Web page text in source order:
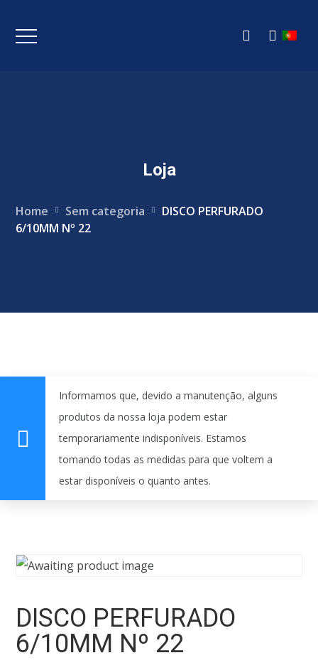
Loja
Home Sem categoria
DISCO PERFURADO
6/10MM Nº 22
Informamos que, devido a manutenção, alguns
produtos da nossa loja podem estar
temporariamente indisponíveis. Estamos
tomando todas as medidas para que voltem a
estar disponíveis o quanto antes.
DISCO PERFURADO
6/10MM Nº 22